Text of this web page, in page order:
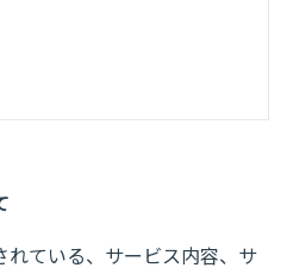
れている、サービス内容、サ